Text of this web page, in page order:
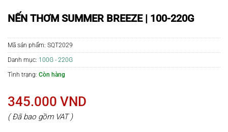
NẾN THƠM SUMMER BREEZE | 100-220G
Mã sản phẩm: SQT2029
Danh mục: 100G - 220G
Tình trạng: Còn hàng
345.000 VND
( Đã bao gồm VAT )